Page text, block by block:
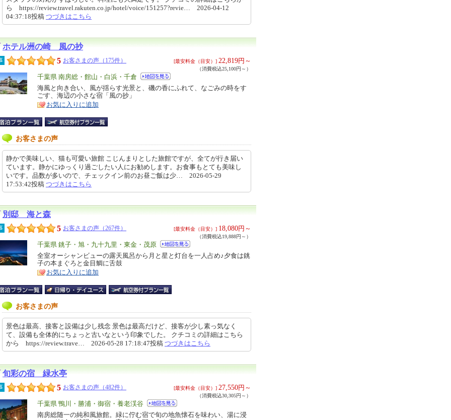
ら https://review.travel.rakuten.co.jp/hotel/voice/151257?revie… 2026-04-12
04:37:18投稿 つづきはこちら
ホテル洲の崎 風の抄
5 お客さまの声（175件） [最安料金（目安）] 22,819円～
（消費税込25,100円～）
エ
リ
ア
千葉県 南房総・館山・白浜・千倉
特
徴
海風と向き合い、風が揺らす光景と、磯の香にふれて、なごみの時をす
ごす、海辺の小さな宿「風の抄」
お気に入りに追加
お客さまの声
静かで美味しい、猫も可愛い旅館 こじんまりとした旅館ですが、全てが行き届い
ています。静かにゆっくり過ごしたい人にお勧めします。お食事もとても美味し
いです。品数が多いので、チェックイン前のお昼ご飯は少… 2026-05-29
17:53:42投稿 つづきはこちら
別邸 海と森
5 お客さまの声（267件） [最安料金（目安）] 18,080円～
（消費税込19,888円～）
エ
リ
ア
千葉県 銚子・旭・九十九里・東金・茂原
特
徴
全室オーシャンビューの露天風呂から月と星と灯台を一人占め♪夕食は銚
子の本まぐろと金目鯛に舌鼓
お気に入りに追加
お客さまの声
景色は最高、接客と設備は少し残念 景色は最高だけど、接客が少し素っ気なく
て、設備も全体的にちょっと古いなという印象でした。 クチコミの詳細はこちら
から https://review.trave… 2026-05-28 17:18:47投稿 つづきはこちら
旬彩の宿 緑水亭
5 お客さまの声（482件） [最安料金（目安）] 27,550円～
（消費税込30,305円～）
エ
リ
千葉県 鴨川・勝浦・御宿・養老渓谷
特
南房総随一の純和風旅館。緑に佇む宿で旬の地魚懐石を味わい、湯に浸